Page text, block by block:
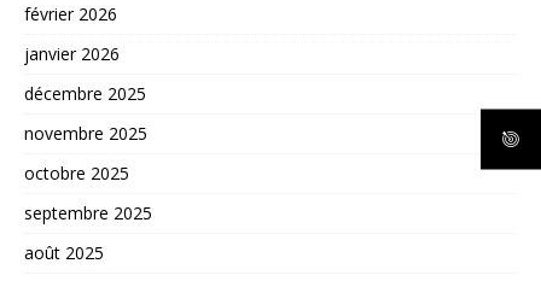
février 2026
janvier 2026
décembre 2025
novembre 2025
octobre 2025
septembre 2025
août 2025